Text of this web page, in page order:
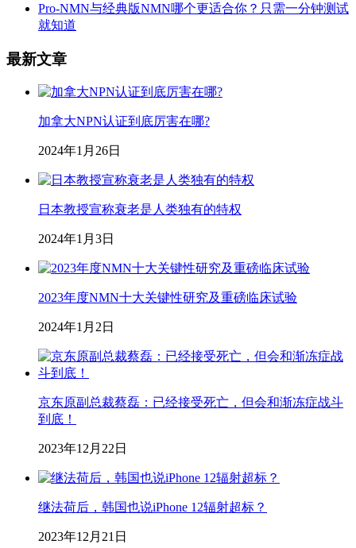
Pro-NMN与经典版NMN哪个更适合你？只需一分钟测试
就知道
最新文章
加拿大NPN认证到底厉害在哪?
2024年1月26日
日本教授宣称衰老是人类独有的特权
2024年1月3日
2023年度NMN十大关键性研究及重磅临床试验
2024年1月2日
京东原副总裁蔡磊：已经接受死亡，但会和渐冻症战斗
到底！
2023年12月22日
继法荷后，韩国也说iPhone 12辐射超标？
2023年12月21日